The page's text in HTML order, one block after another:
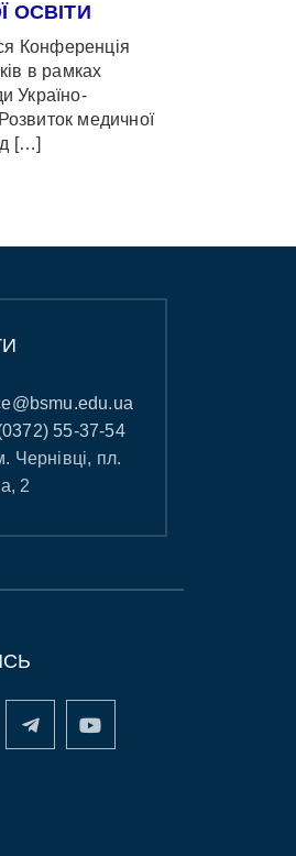
ОСВІТИ
Конференція
в рамках
Україно-
медичної
[…]
55-37-54
Чернівці, пл.
2